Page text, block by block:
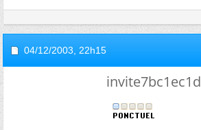
04/12/2003, 22h15
invite7bc1ec1d